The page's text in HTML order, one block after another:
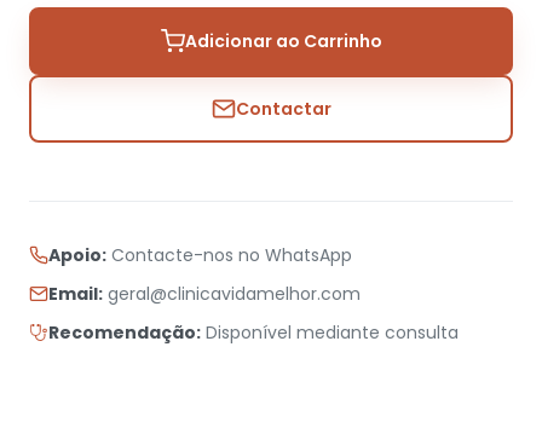
Adicionar ao Carrinho
Contactar
Apoio: Contacte-nos no WhatsApp
Email: geral@clinicavidamelhor.com
Recomendação: Disponível mediante consulta